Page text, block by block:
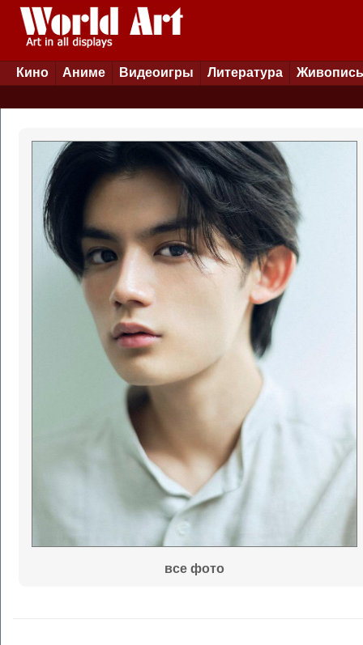
Кино Аниме Видеоигры Литература Живопись
все фото